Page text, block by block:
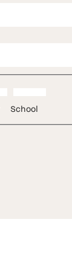
School